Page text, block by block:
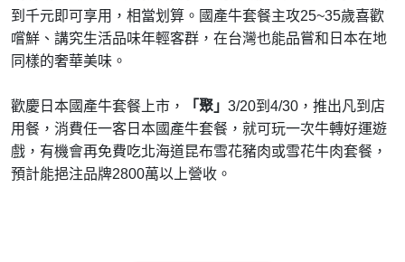
到千元即可享用，相當划算。國產牛套餐主攻25~35歲喜歡
嚐鮮、講究生活品味年輕客群，在台灣也能品嘗和日本在地
同樣的奢華美味。
歡慶日本國產牛套餐上市， 「聚」 3/20到4/30，推出凡到店
用餐，消費任一客日本國產牛套餐，就可玩一次牛轉好運遊
戲，有機會再免費吃北海道昆布雪花豬肉或雪花牛肉套餐，
預計能挹注品牌2800萬以上營收。